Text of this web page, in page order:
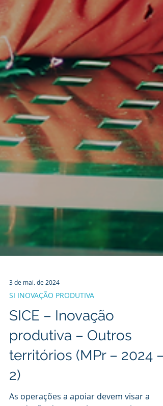
3 de mai. de 2024
SI INOVAÇÃO PRODUTIVA
SICE – Inovação
produtiva – Outros
territórios (MPr – 2024 –